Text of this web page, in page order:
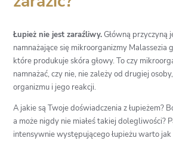
Łupież nie jest zaraźliwy.Główną przyczyną
namnażające się mikroorganizmy Malassezia
które produkuje skóra głowy. To czy
namnażać, czy nie, nie zależy od drugiej
organizmu i jego reakcji.
A jakie są Twoje doświadczenia z łupieżem?
a może nigdy nie miałeś takiej dolegliwości?
intensywnie występującego łupieżu warto jak